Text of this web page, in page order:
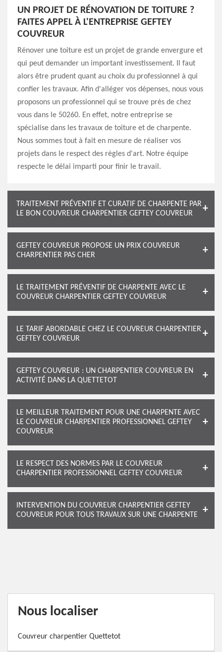
UN PROJET DE RÉNOVATION DE TOITURE ?
FAITES APPEL À L'ENTREPRISE GEFTEY
COUVREUR
Rénover une toiture est un projet de grande envergure et
qui peut demander un important investissement. Il faut
alors être prudent quant au choix du professionnel à qui
confier les travaux. Afin d'alléger vos dépenses, nous vous
proposons un professionnel qui se trouve près de chez
vous dans le 50260. En effet, notre entreprise se
spécialise dans les travaux de toiture et de charpente.
Nous sommes tout à fait en mesure de réaliser vos
projets dans le respect des règles d'art. Notre équipe
respecte le délai imparti pour finir le travail.
TRAITEMENT PRÉVENTIF ET CURATIF DE CHARPENTE PAR
LE BON COUVREUR CHARPENTIER GEFTEY COUVREUR
GEFTEY COUVREUR PROPOSE UN PRIX COUVREUR
CHARPENTIER PAS CHER
LE TRAITEMENT PRÉVENTIF DE CHARPENTE AVEC LE
COUVREUR CHARPENTIER GEFTEY COUVREUR
LE TARIF ABORDABLE CHEZ LE COUVREUR CHARPENTIER
GEFTEY COUVREUR
GEFTEY COUVREUR : UN CHARPENTIER COUVREUR EN
ACTIVITÉ DANS LA QUETTETOT
LE MEILLEUR TRAITEMENT POUR UNE CHARPENTE AVEC
LE COUVREUR CHARPENTIER PROFESSIONNEL GEFTEY
COUVREUR
LE RESPECT DES NORMES PAR LE COUVREUR
CHARPENTIER PROFESSIONNEL GEFTEY COUVREUR
INTERVENTION DU COUVREUR CHARPENTIER GEFTEY
COUVREUR POUR TOUS TRAVAUX SUR UNE CHARPENTE
Nous localiser
Couvreur charpentier Quettetot